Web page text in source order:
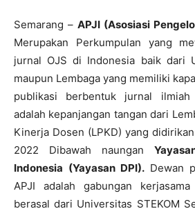
Semarang – APJI (Asosiasi
Merupakan Perkumpulan yang
jurnal OJS di Indonesia baik dari
maupun Lembaga yang memiliki
publikasi berbentuk jurnal
adalah kepanjangan tangan dari
Kinerja Dosen (LPKD) yang
2022 Dibawah naungan
Indonesia (Yayasan DPI). Dewan
APJI adalah gabungan
berasal dari Universitas STEKOM